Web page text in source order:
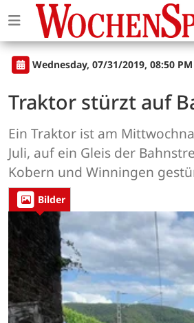
Wednesday, 07/31/2019, 08:50 PM
Traktor stürzt auf
Ein Traktor ist am
Juli, auf ein Gleis der
Kobern und Winningen
Bilder